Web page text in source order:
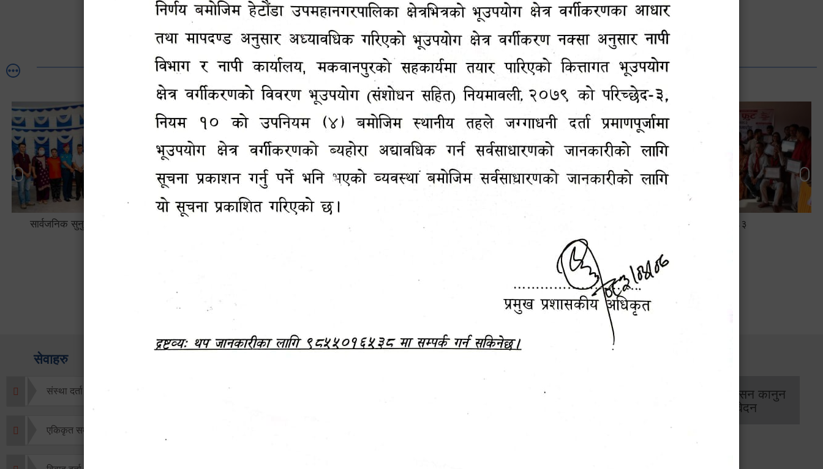
Phone: ९८५५०१२७४२
लैङ्गि असमानताका विबिध पक्षहरु विषयक
सामाजिक सुरक्षा तथा घटना दर्ता सम्बन्धी
सेवाहरु
संस्था दर्ता सिफारिस
एकिकृत सम्पत्ति कर/घर जग्गा कर
आर्थिक प्रशासन कानुन
/ प्रतिवेदन